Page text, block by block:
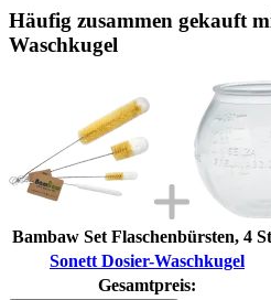
Häufig zusammen gekauft
Waschkugel
Bambaw Set Flaschenbürsten, 4
Sonett Dosier-Waschkugel
Gesamtpreis: